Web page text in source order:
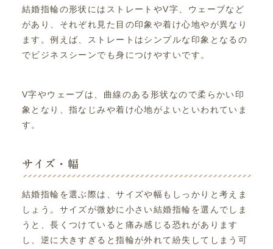
結婚指輪の形状にはストレートやV字、ウェーブなど
があり、それぞれ見た目の印象や着け心地やが異なり
ます。例えば、ストレートはシンプルな印象となるの
でビジネスシーンでも身につけやすいです。
V字やウェーブは、曲線のある形状なので柔らかい印
象となり、指なじみや着け心地がよいといわれていま
す。
サイズ・幅
結婚指輪を選ぶ際は、サイズや幅もしっかりと考えま
しょう。サイズが微妙に小さい結婚指輪を選んでしま
うと、長くつけていると痛み感じる恐れがあります
し、逆に大きすぎると指輪が外れて紛失してしまう可